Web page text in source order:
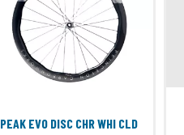
PEAK EVO DISC CHR WHI CLD